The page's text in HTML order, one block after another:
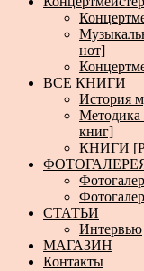
нот]
ВСЕ КНИГИ
История
Методика
книг]
КНИГИ
СТАТЬИ
Интервью
МАГАЗИН
Контакты